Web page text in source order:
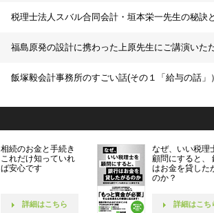
税理士法人スバル合同会計・垣本栄一先生の秘訣
福島原発の設計に携わった上原先生にご講演いた
飯塚毅会計事務所のすごい話(その１「給与の話」）
相続のお金と手続き
これだけ知っていれ
ば安心です
詳細はこちら
なぜ、いい税理
顧問にすると、
はお金を貸した
のか？
詳細はこち